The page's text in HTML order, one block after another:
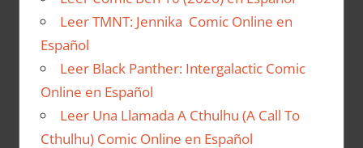
Leer TMNT: Jennika Comic Online en
Español
Leer Black Panther: Intergalactic Comic
Online en Español
Leer Una Llamada A Cthulhu (A Call To
Cthulhu) Comic Online en Español